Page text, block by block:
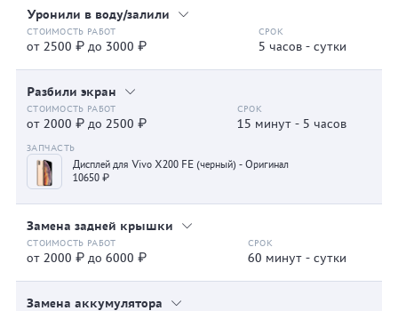
Уронили в воду/залили
от 2500 ₽ до 3000 ₽ 5 часов - сутки
Разбили экран
от 2000 ₽ до 2500 ₽ 15 минут - 5 часов
Дисплей для Vivo X200 FE (черный) - Оригинал
10650 ₽
Замена задней крышки
от 2000 ₽ до 6000 ₽ 60 минут - сутки
Замена аккумулятора